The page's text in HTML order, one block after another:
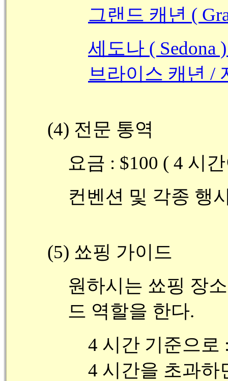
그랜드 캐년 (
세도나 ( Sedona
브라이스 캐년 /
(4) 전문 통역
요금 : $100 ( 4 시
컨벤션 및 각종 행
(5) 쑈핑 가이드
원하시는 쑈핑 장
드 역할을 한다.
4 시간 기준으로
4 시간을 초과하